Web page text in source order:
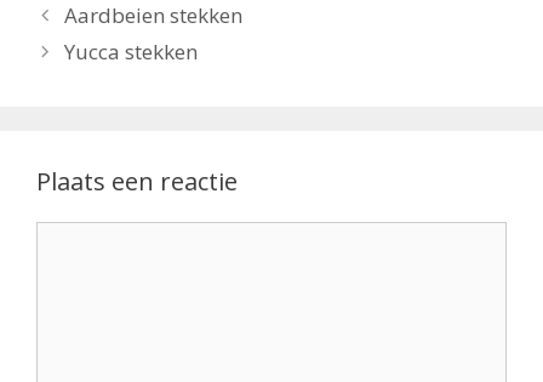
Aardbeien stekken
Yucca stekken
Plaats een reactie